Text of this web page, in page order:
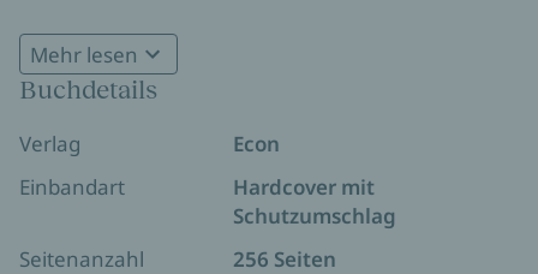
lernen, Dinge zu priorisieren und Bedürfnisse
präzise zu formulieren. René Borbonus zeigt neue
Methoden, mit denen man den wirklich wichtigen
Botschaften Gehör verschafft. Anhand einfacher
Grundregeln erklärt er, wie Klarheit für Sie zum
Erfolgsfaktor wird – beruflich wie privat.
Mehr lesen
Buchdetails
Verlag
Econ
Einbandart
Hardcover mit
Schutzumschlag
Seitenanzahl
256 Seiten